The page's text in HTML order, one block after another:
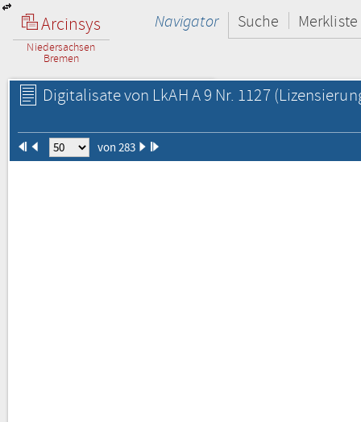
Arcinsys
Niedersachsen
Bremen
Navigator Suche Merkliste
Digitalisate von LkAH A 9 Nr. 1127
von 283